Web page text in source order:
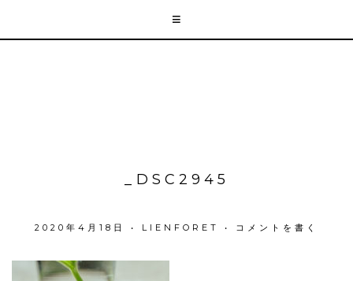
_DSC2945
2020年4月18日 • LIENFORET • コメントを書く